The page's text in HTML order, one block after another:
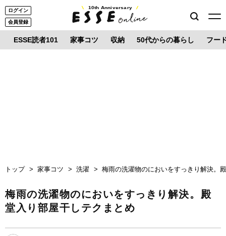
ログイン
会員登録
10th Anniversary
ESSE読者101 家事コツ 収納 50代からの暮らし フー
トップ 家事コツ 洗濯 梅雨の洗濯物のにおいをすっきり解決。
梅雨の洗濯物のにおいをすっきり解決。殿
堂入り部屋干しテクまとめ